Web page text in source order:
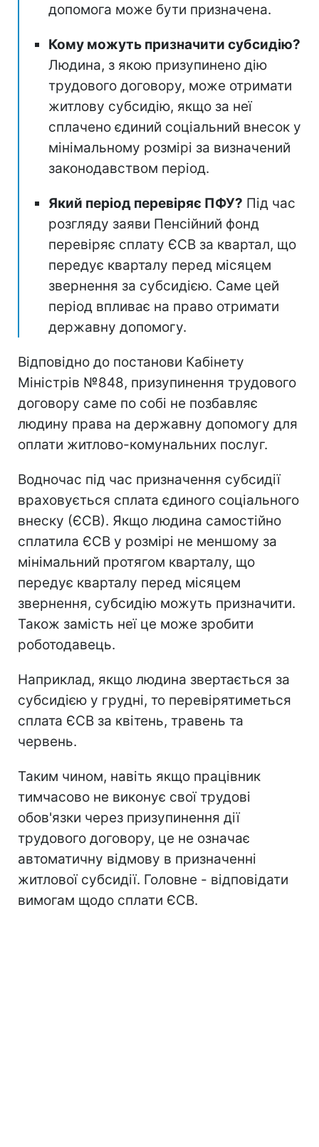
допомога може бути призначена.
Кому можуть призначити субсидію?
Людина, з якою призупинено дію
трудового договору, може отримати
житлову субсидію, якщо за неї
сплачено єдиний соціальний внесок у
мінімальному розмірі за визначений
законодавством період.
Який період перевіряє ПФУ? Під час
розгляду заяви Пенсійний фонд
перевіряє сплату ЄСВ за квартал, що
передує кварталу перед місяцем
звернення за субсидією. Саме цей
період впливає на право отримати
державну допомогу.
Відповідно до постанови Кабінету
Міністрів №848, призупинення трудового
договору саме по собі не позбавляє
людину права на державну допомогу для
оплати житлово-комунальних послуг.
Водночас під час призначення субсидії
враховується сплата єдиного соціального
внеску (ЄСВ). Якщо людина самостійно
сплатила ЄСВ у розмірі не меншому за
мінімальний протягом кварталу, що
передує кварталу перед місяцем
звернення, субсидію можуть призначити.
Також замість неї це може зробити
роботодавець.
Наприклад, якщо людина звертається за
субсидією у грудні, то перевірятиметься
сплата ЄСВ за квітень, травень та
червень.
Таким чином, навіть якщо працівник
тимчасово не виконує свої трудові
обов'язки через призупинення дії
трудового договору, це не означає
автоматичну відмову в призначенні
житлової субсидії. Головне - відповідати
вимогам щодо сплати ЄСВ.